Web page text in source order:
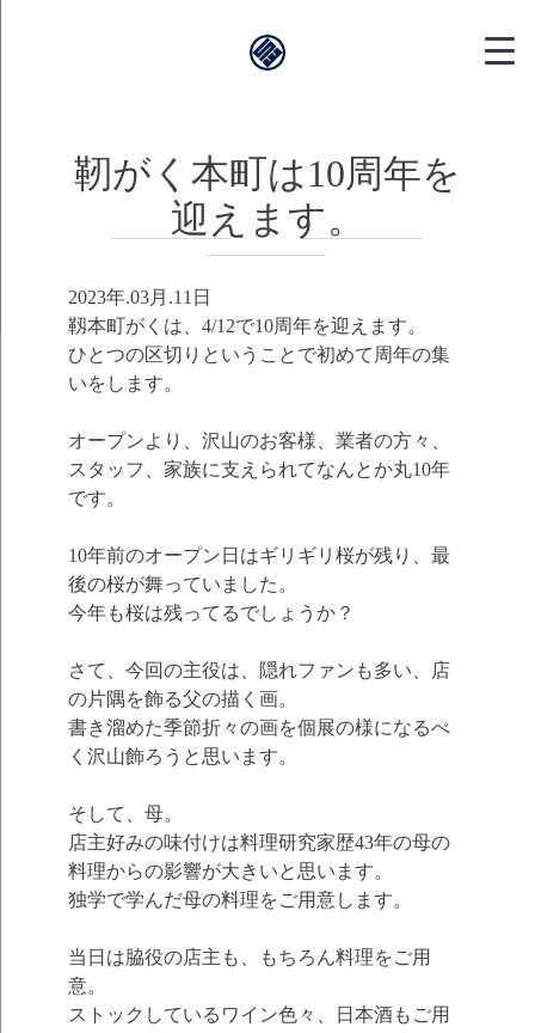
靱本町がく｜
靭がく本町は10周年を
迎えます。
2023年.03月.11日
靱本町がくは、4/12で10周年を迎えます。
ひとつの区切りということで初めて周年の集
いをします。
オープンより、沢山のお客様、業者の方々、
スタッフ、家族に支えられてなんとか丸10年
です。
10年前のオープン日はギリギリ桜が残り、最
後の桜が舞っていました。
今年も桜は残ってるでしょうか？
さて、今回の主役は、隠れファンも多い、店
の片隅を飾る父の描く画。
書き溜めた季節折々の画を個展の様になるべ
く沢山飾ろうと思います。
そして、母。
店主好みの味付けは料理研究家歴43年の母の
料理からの影響が大きいと思います。
独学で学んだ母の料理をご用意します。
当日は脇役の店主も、もちろん料理をご用
意。
ストックしているワイン色々、日本酒もご用